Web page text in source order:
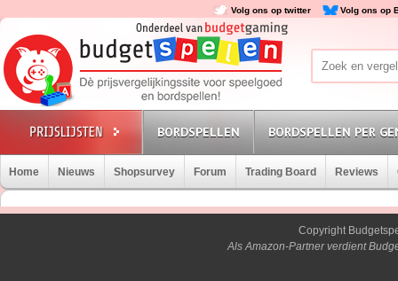
Volg ons op twitter Volg ons op
BORDSPELLEN BORDSPELLEN PER
Home Nieuws Shopsurvey Forum Trading Board Reviews
Copyright
Als Amazon-Partner verdient